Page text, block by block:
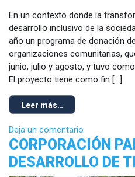
En un contexto donde la
desarrollo inclusivo de la
año un programa de donación
organizaciones comunitarias,
junio, julio y agosto, y tuvo
El proyecto tiene como fin […]
Leer más…
Deja un comentario
CORPORACIÓN
DESARROLLO DE